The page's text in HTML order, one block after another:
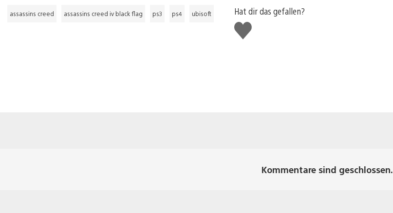
assassins creed assassins creed iv black flag ps3 ps4 ubisoft
Hat dir das gefallen?
Gefällt
mir
Kommentare sind geschlossen.